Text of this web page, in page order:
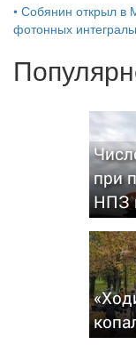
• Собянин открыл в
фотонных
при
НПЗ